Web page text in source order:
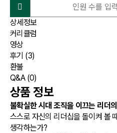
상세정보
커리큘럼
영상
후기 (3)
환불
Q&A (0)
상품 정보
불확실한 시대 조직을 이끄는 리더
스스로 자신의 리더십을 돌이켜 볼
생각하는가?